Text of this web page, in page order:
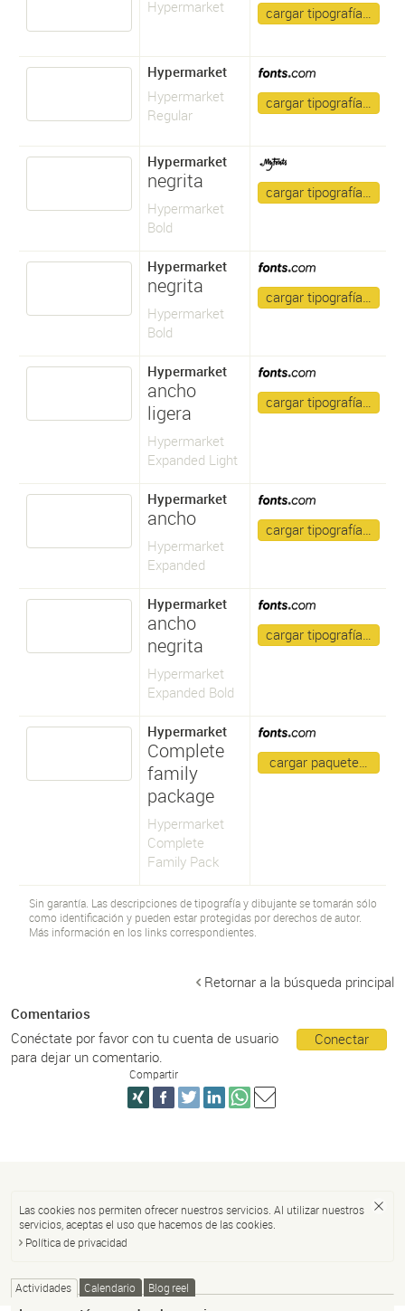
Hypermarket
cargar tipografía…
Hypermarket
Hypermarket
Regular
cargar tipografía…
Hypermarket
negrita
Hypermarket
Bold
cargar tipografía…
Hypermarket
negrita
Hypermarket
Bold
cargar tipografía…
Hypermarket
ancho
ligera
Hypermarket
Expanded Light
cargar tipografía…
Hypermarket
ancho
Hypermarket
Expanded
cargar tipografía…
Hypermarket
ancho
negrita
Hypermarket
Expanded Bold
cargar tipografía…
Hypermarket
Complete
family
package
Hypermarket
Complete
Family Pack
cargar paquete…
Sin garantía. Las descripciones de tipografía y dibujante se tomarán sólo
como identificación y pueden estar protegidas por derechos de autor.
Más información en los links correspondientes.
Retornar a la búsqueda principal
Comentarios
Conectar
Conéctate por favor con tu cuenta de usuario
para dejar un comentario.
Compartir
Las cookies nos permiten ofrecer nuestros servicios. Al utilizar nuestros
servicios, aceptas el uso que hacemos de las cookies.
Política de privacidad
Actividades Calendario Blog reel